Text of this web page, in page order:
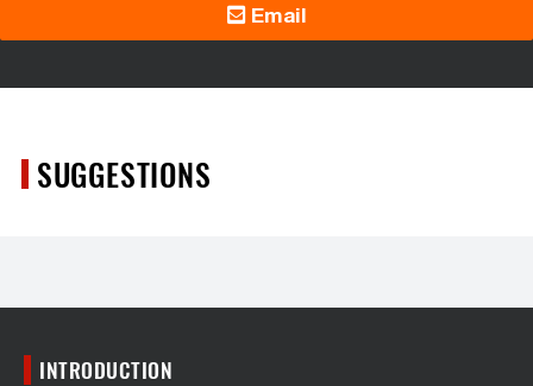
Email
SUGGESTIONS
INTRODUCTION